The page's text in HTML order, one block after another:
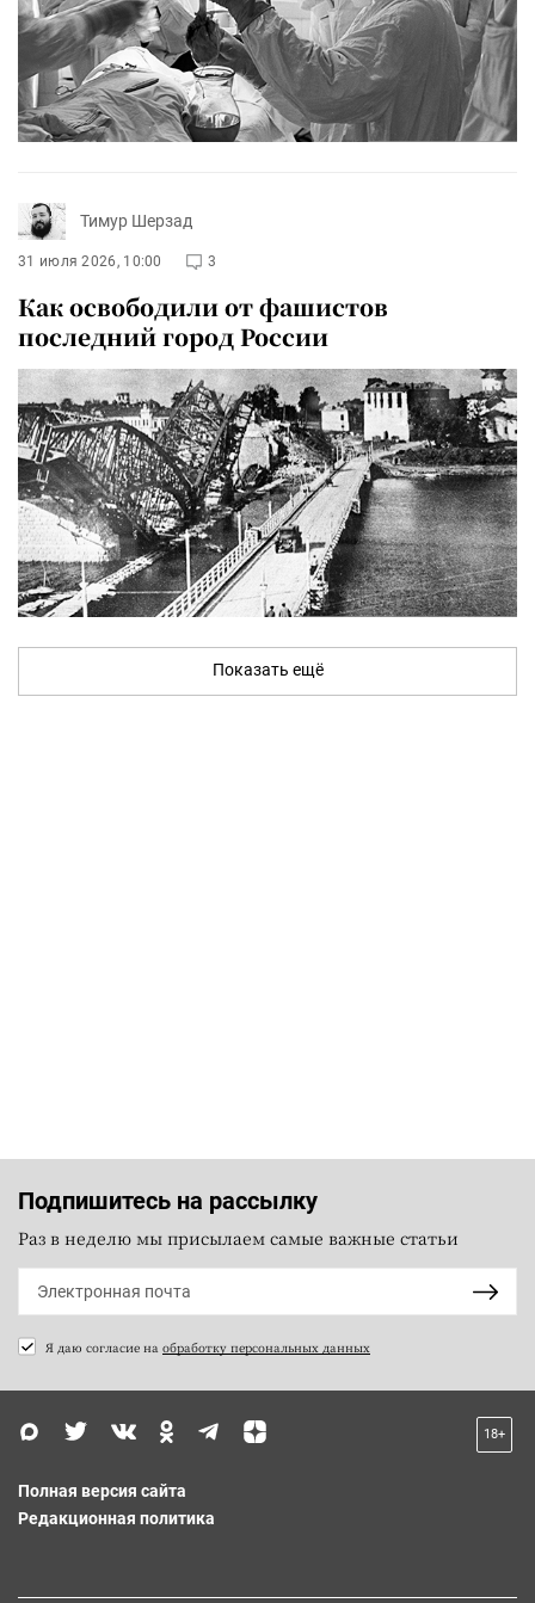
Тимур Шерзад
31 июля 2026, 10:00 3
Как освободили от фашистов
последний город России
Показать ещё
Подпишитесь на рассылку
Раз в неделю мы присылаем самые важные статьи
Я даю согласие на обработку персональных данных
18+
Полная версия сайта
Редакционная политика